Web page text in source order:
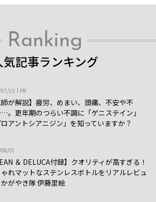
Ranking
気記事ランキング
15 PR
師が解説】疲労、めまい、頭痛、不安や不
。更年期のつらい不調に「ゲニステイン」
ロアントシアニジン」を知っていますか？
01
＆ DELUCA付録】クオリティが高すぎる！
れマットなステンレスボトルをリアルレビュ
がやき隊 伊藤里絵